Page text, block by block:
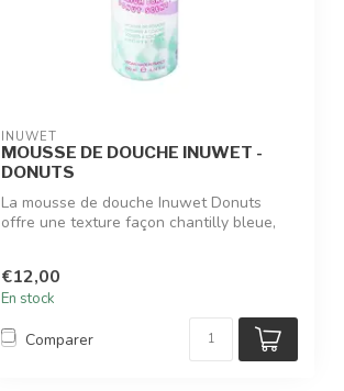
INUWET
MOUSSE DE DOUCHE INUWET -
DONUTS
La mousse de douche Inuwet Donuts
offre une texture façon chantilly bleue,
€12,00
En stock
Comparer